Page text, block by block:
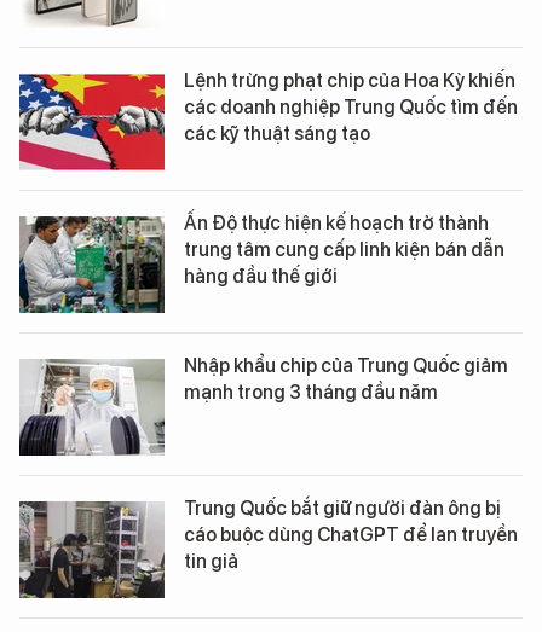
Lệnh trừng phạt chip của Hoa Kỳ khiến
các doanh nghiệp Trung Quốc tìm đến
các kỹ thuật sáng tạo
Ấn Độ thực hiện kế hoạch trở thành
trung tâm cung cấp linh kiện bán dẫn
hàng đầu thế giới
Nhập khẩu chip của Trung Quốc giảm
mạnh trong 3 tháng đầu năm
Trung Quốc bắt giữ người đàn ông bị
cáo buộc dùng ChatGPT để lan truyền
tin giả